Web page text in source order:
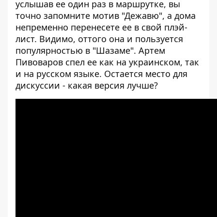
услышав ее один раз в маршрутке, вы
точно запомните мотив "Дежавю", а дома
непременно перенесете ее в свой плэй-
лист. Видимо, оттого она и пользуется
популярностью в "Шазаме". Артем
Пивоваров спел ее как на украинском, так
и на русском языке. Остается место для
дискуссии - какая версия лучше?